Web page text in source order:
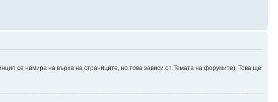
се намира на върха на страниците, но това зависи от Темата на форумите). Това ще